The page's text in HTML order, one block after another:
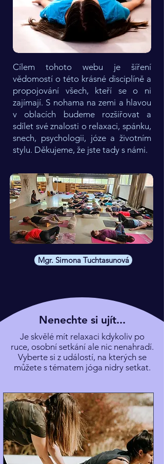
Cílem tohoto webu je šíření
vědomostí o této krásné disciplíně a
propojování všech, kteří se o ni
zajímají. S nohama na zemi a hlavou
v oblacích budeme rozšiřovat a
sdílet své znalosti o relaxaci, spánku,
snech, psychologii, józe a životním
stylu. Děkujeme, že jste tady s námi.
Mgr. Simona Tuchtasunová
Nenechte si ujít...
Je skvělé mít relaxaci kdykoliv po
ruce, osobní setkání ale nic nenahradí.
Vyberte si z událostí, na kterých se
můžete s tématem jóga nidry setkat.